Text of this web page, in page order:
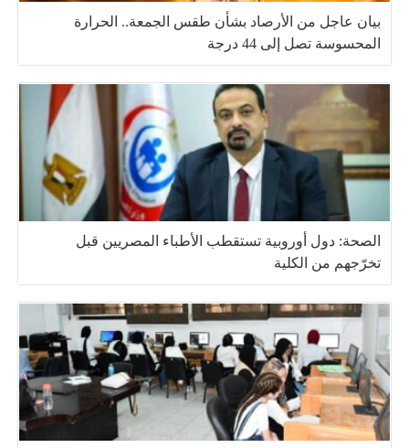
بيان عاجل من الأرصاد بشأن طقس الجمعة.. الحرارة
المحسوسة تصل إلى 44 درجة
الصحة: دول أوروبية تستقطب الأطباء المصريين قبل
تخرّجهم من الكلية